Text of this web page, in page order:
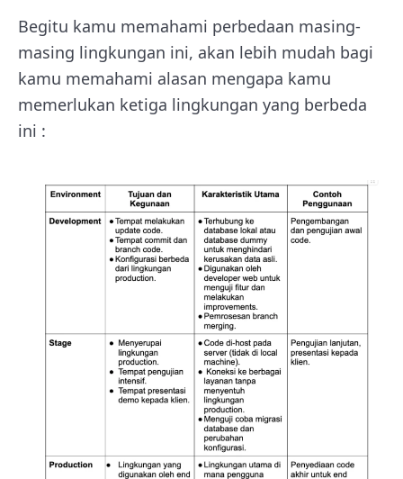
Begitu kamu memahami perbedaan masing-
masing lingkungan ini, akan lebih mudah bagi
kamu memahami alasan mengapa kamu
memerlukan ketiga lingkungan yang berbeda
ini :